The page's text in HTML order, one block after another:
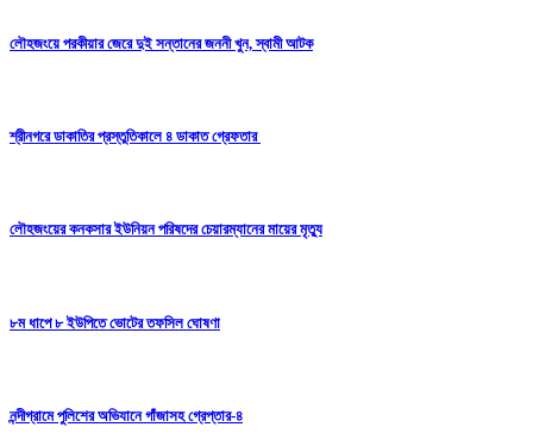
লৌহজংয়ে পরকীয়ার জেরে দুই সন্তানের জননী খুন, স্বামী আটক
শ্রীনগরে ডাকাতির প্রস্তুতিকালে ৪ ডাকাত গ্রেফতার
লৌহজংয়ের কনকসার ইউনিয়ন পরিষদের চেয়ারম্যানের মায়ের মৃত্যু
৮ম ধাপে ৮ ইউপিতে ভোটের তফসিল ঘোষণা
নন্দীগ্রামে পুলিশের অভিযানে গাঁজাসহ গ্রেপ্তার-৪